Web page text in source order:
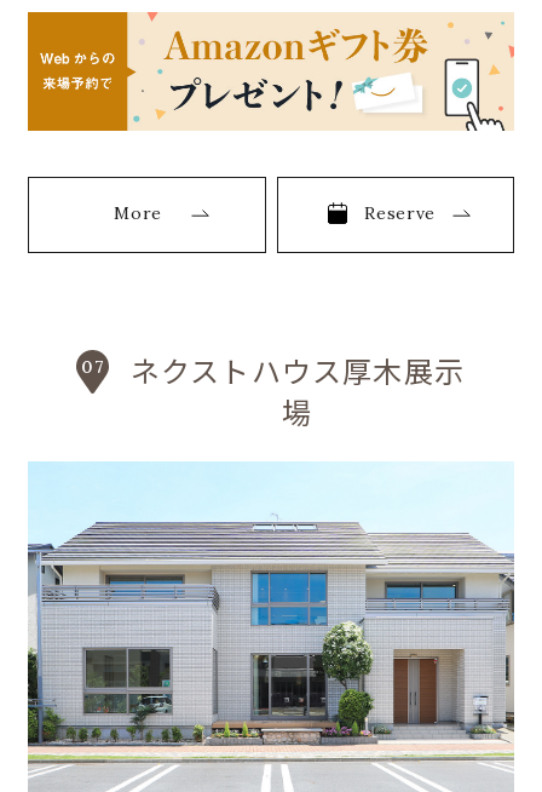
More Reserve
ネクストハウス厚木展示
場